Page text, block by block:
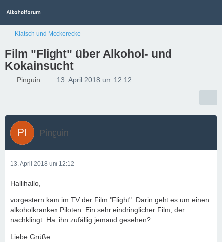
Klatsch und Meckerecke
Film "Flight" über Alkohol- und
Kokainsucht
Pinguin 13. April 2018 um 12:12
Pinguin
13. April 2018 um 12:12
Hallihallo,
vorgestern kam im TV der Film "Flight". Darin geht es um einen
alkoholkranken Piloten. Ein sehr eindringlicher Film, der
nachklingt. Hat ihn zufällig jemand gesehen?
Liebe Grüße